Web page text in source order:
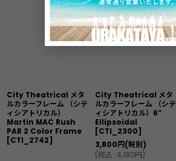
City Theatrical メタ
ルカラーフレーム （シテ
ィシアトリカル）
Martin MAC Rush
PAR 2 Color Frame
[CTI_2742]
City Theatrical メタ
ルカラーフレーム （シテ
ィシアトリカル）6”
Ellipsoidal
[CTI_2300]
3,800円(税別)
(税込: 4,180円)